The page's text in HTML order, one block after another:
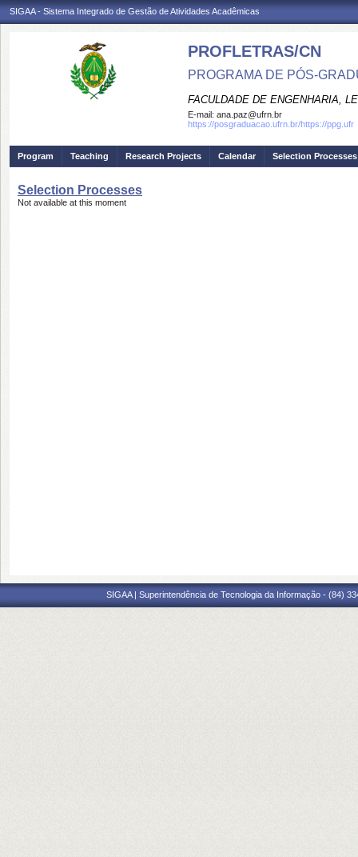
SIGAA - Sistema Integrado de Gestão de Atividades Acadêmicas
PROFLETRAS/CN
PROGRAMA DE PÓS-
FACULDADE DE ENGENHARIA,
E-mail: ana.paz@ufrn.br
https://posgraduacao.ufrn.br/https://ppg.ufr
Program Teaching Research Projects Calendar Selection Processes
Selection Processes
Not available at this moment
SIGAA | Superintendência de Tecnologia da Informação - (84)